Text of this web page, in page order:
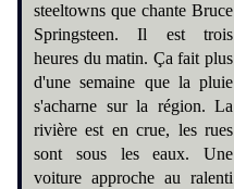
steeltowns que chante Bruce
Springsteen. Il est trois
heures du matin. Ça fait plus
d'une semaine que la pluie
s'acharne sur la région. La
rivière est en crue, les rues
sont sous les eaux. Une
voiture approche au ralenti